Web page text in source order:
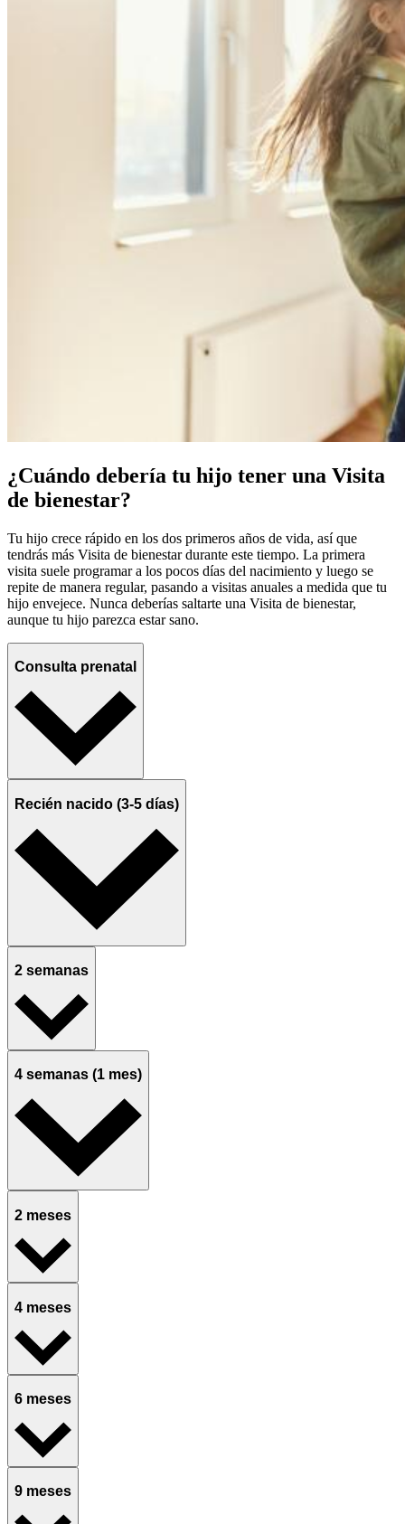
¿Cuándo debería tu hijo tener una Visita
de bienestar?
Tu hijo crece rápido en los dos primeros años de vida, así que
tendrás más Visita de bienestar durante este tiempo. La primera
visita suele programar a los pocos días del nacimiento y luego se
repite de manera regular, pasando a visitas anuales a medida que tu
hijo envejece. Nunca deberías saltarte una Visita de bienestar,
aunque tu hijo parezca estar sano.
Consulta prenatal
Recién nacido (3-5 días)
2 semanas
4 semanas (1 mes)
2 meses
4 meses
6 meses
9 meses